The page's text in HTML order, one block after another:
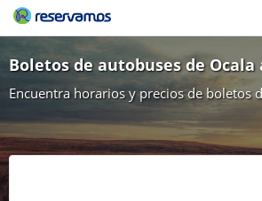
Boletos de autobuses de Ocala
Encuentra horarios y precios de boletos